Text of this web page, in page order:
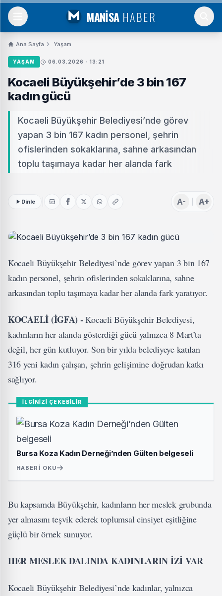
MANİSA HABER
Ana Sayfa Yaşam
YAŞAM 06.03.2026 - 13:21
Kocaeli Büyükşehir’de 3 bin 167
kadın gücü
Kocaeli Büyükşehir Belediyesi’nde görev
yapan 3 bin 167 kadın personel, şehrin
ofislerinden sokaklarına, sahne arkasından
toplu taşımaya kadar her alanda fark
Dinle A- A+
Kocaeli Büyükşehir Belediyesi’nde görev yapan 3 bin 167
kadın personel, şehrin ofislerinden sokaklarına, sahne
arkasından toplu taşımaya kadar her alanda fark yaratıyor.
KOCAELİ (İGFA) -Kocaeli Büyükşehir Belediyesi,
kadınların her alanda gösterdiği gücü yalnızca 8 Mart’ta
değil, her gün kutluyor. Son bir yılda belediyeye katılan
316 yeni kadın çalışan, şehrin gelişimine doğrudan katkı
sağlıyor.
İLGİNİZİ ÇEKEBİLİR
Bursa Koza Kadın Derneği’nden Gülten belgeseli
HABERI OKU
Bu kapsamda Büyükşehir, kadınların her meslek grubunda
yer almasını teşvik ederek toplumsal cinsiyet eşitliğine
güçlü bir örnek sunuyor.
HER MESLEK DALINDA KADINLARIN İZİ VAR
Kocaeli Büyükşehir Belediyesi’nde kadınlar, yalnızca